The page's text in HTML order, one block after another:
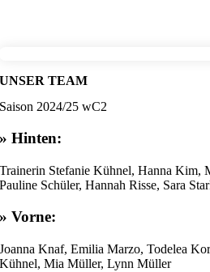
UNSER TEAM
Saison 2024/25 wC2
» Hinten:
Trainerin Stefanie Kühnel, Hanna Kim,
Pauline Schüler, Hannah Risse, Sara
» Vorne:
Joanna Knaf, Emilia Marzo, Todelea
Kühnel, Mia Müller, Lynn Müller